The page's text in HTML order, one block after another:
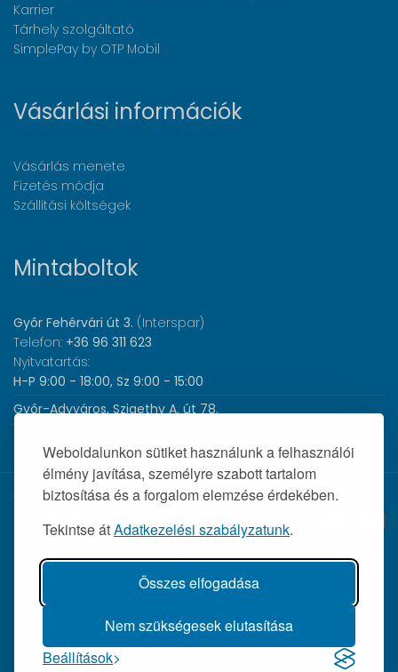
Weboldalunkon sütiket használunk a felhasználói
élmény javítása, személyre szabott tartalom
biztosítása és a forgalom elemzése érdekében.
Tekintse átAdatkezelési szabályzatunk.
Összes elfogadása
Nem szükségesek elutasítása
Beállítások
Karrier
Tárhely szolgáltató
SimplePay by OTP Mobil
Vásárlási információk
Vásárlás menete
Fizetés módja
Szállítási költségek
Mintaboltok
Győr Fehérvári út 3. (Interspar)
Telefon: +36 96 311 623
Nyitvatartás:
H-P 9:00 - 18:00, Sz 9:00 - 15:00
Győr-Adyváros, Szigethy A. út 78.
Telefon:
Nyitvatartás:H-P 8:00 - 17:00
© 2026 Wolf Orvosi Műszer Kft. |